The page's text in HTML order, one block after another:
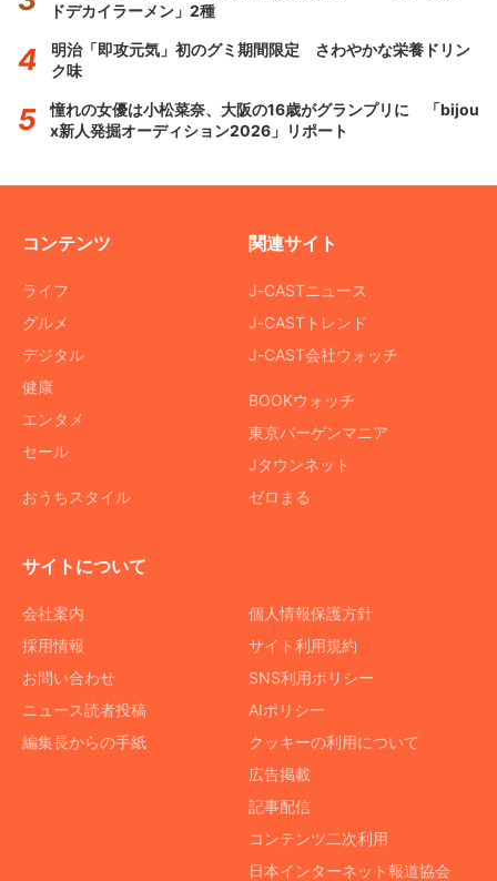
ドデカイラーメン」2種
明治「即攻元気」初のグミ期間限定 さわやかな栄養ドリン
ク味
憧れの女優は小松菜奈、大阪の16歳がグランプリに 「bijou
x新人発掘オーディション2026」リポート
コンテンツ
ライフ
グルメ
デジタル
健康
エンタメ
セール
おうちスタイル
関連サイト
J-CASTニュース
J-CASTトレンド
J-CAST会社ウォッチ
BOOKウォッチ
東京バーゲンマニア
Jタウンネット
ゼロまる
サイトについて
会社案内
採用情報
お問い合わせ
ニュース読者投稿
編集長からの手紙
個人情報保護方針
サイト利用規約
SNS利用ポリシー
AIポリシー
クッキーの利用について
広告掲載
記事配信
コンテンツ二次利用
日本インターネット報道協会